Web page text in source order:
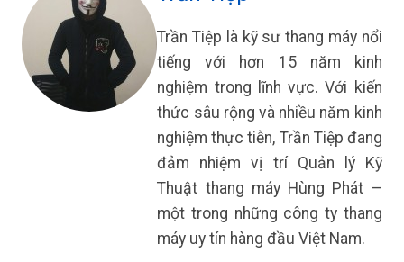
Trần Tiệp là kỹ sư thang máy nổi
tiếng với hơn 15 năm kinh
nghiệm trong lĩnh vực. Với kiến
thức sâu rộng và nhiều năm kinh
nghiệm thực tiễn, Trần Tiệp đang
đảm nhiệm vị trí Quản lý Kỹ
Thuật thang máy Hùng Phát –
một trong những công ty thang
máy uy tín hàng đầu Việt Nam.